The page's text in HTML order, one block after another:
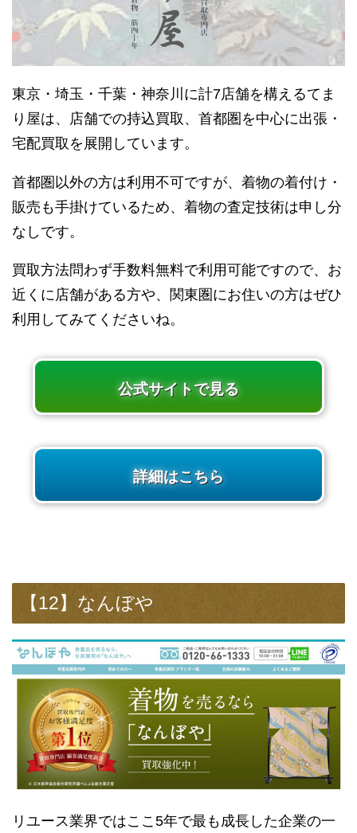
東京・埼玉・千葉・神奈川に計7店舗を構えるてま
り屋は、店舗での持込買取、首都圏を中心に出張・
宅配買取を展開しています。
首都圏以外の方は利用不可ですが、着物の着付け・
販売も手掛けているため、着物の査定技術は申し分
なしです。
買取方法問わず手数料無料で利用可能ですので、お
近くに店舗がある方や、関東圏にお住いの方はぜひ
利用してみてくださいね。
公式サイトで見る
詳細はこちら
【12】なんぼや
リユース業界ではここ5年で最も成長した企業の一